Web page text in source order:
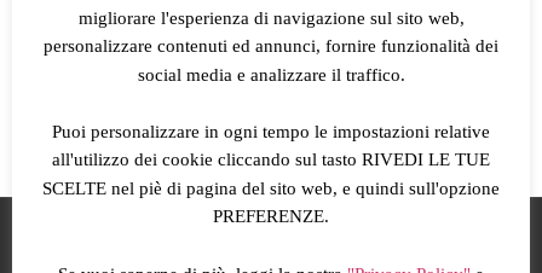
Roberta Barbera
Francesco Franchitti
meno recenti
migliorare l'esperienza di navigazione sul sito web,
personalizzare contenuti ed annunci, fornire funzionalità dei
social media e analizzare il traffico.
Puoi personalizzare in ogni tempo le impostazioni relative
all'utilizzo dei cookie cliccando sul tasto RIVEDI LE TUE
SCELTE nel piè di pagina del sito web, e quindi sull'opzione
PREFERENZE.